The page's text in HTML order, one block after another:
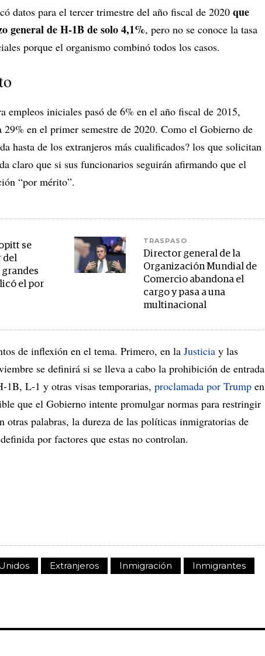
datos para el tercer trimestre del año fiscal de 2020 que
general de H-1B de solo 4,1%, pero no se conoce la tasa
porque el organismo combinó todos los casos.
empleos iniciales pasó de 6% en el año fiscal de 2015,
29% en el primer semestre de 2020. Como el Gobierno de
hasta de los extranjeros más cualificados? los que solicitan
claro que si sus funcionarios seguirán afirmando que el
“por mérito”.
se
del
grandes
el por
TRASPASO
Director general de la
Organización Mundial de
Comercio abandona el
cargo y pasa a una
multinacional
de inflexión en el tema. Primero, en la Justicia y las
se definirá si se lleva a cabo la prohibición de entrada
1B, L-1 y otras visas temporarias, proclamada por Trump en
que el Gobierno intente promulgar normas para restringir
otras palabras, la dureza de las políticas inmigratorias de
por factores que estas no controlan.
Extranjeros Inmigración
Inmigrantes